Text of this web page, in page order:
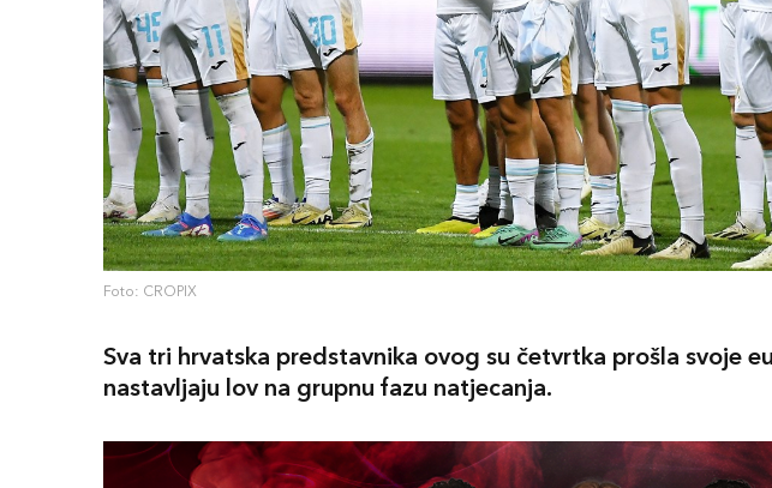
Foto: CROPIX
Sva tri hrvatska predstavnika ovog su četvrtka prošla svoje
nastavljaju lov na grupnu fazu natjecanja.